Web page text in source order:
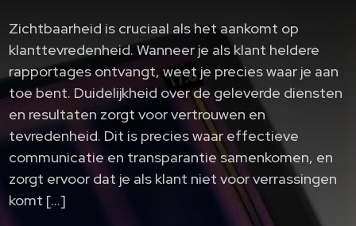
Zichtbaarheid is cruciaal als het aankomt op
klanttevredenheid. Wanneer je als klant heldere
rapportages ontvangt, weet je precies waar je aan
toe bent. Duidelijkheid over de geleverde diensten
en resultaten zorgt voor vertrouwen en
tevredenheid. Dit is precies waar effectieve
communicatie en transparantie samenkomen, en
zorgt ervoor dat je als klant niet voor verrassingen
komt […]